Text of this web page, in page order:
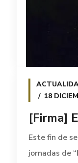
18
[Firma]
Este fin de
jornadas de